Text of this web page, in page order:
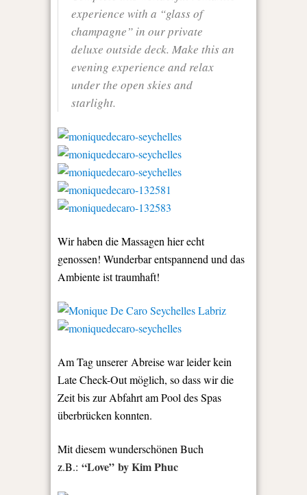
experience with a “glass of
champagne” in our private
deluxe outside deck. Make this an
evening experience and relax
under the open skies and
starlight.
Wir haben die Massagen hier echt
genossen! Wunderbar entspannend und das
Ambiente ist traumhaft!
Am Tag unserer Abreise war leider kein
Late Check-Out möglich, so dass wir die
Zeit bis zur Abfahrt am Pool des Spas
überbrücken konnten.
Mit diesem wunderschönen Buch
z.B.: “Love” by Kim Phuc